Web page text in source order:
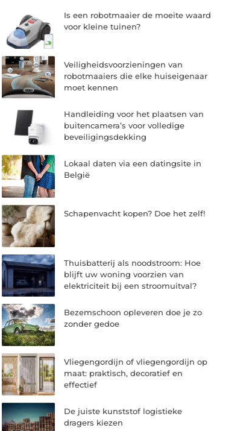
Is een robotmaaier de moeite waard
voor kleine tuinen?
Veiligheidsvoorzieningen van
robotmaaiers die elke huiseigenaar
moet kennen
Handleiding voor het plaatsen van
buitencamera’s voor volledige
beveiligingsdekking
Lokaal daten via een datingsite in
België
Schapenvacht kopen? Doe het zelf!
Thuisbatterij als noodstroom: Hoe
blijft uw woning voorzien van
elektriciteit bij een stroomuitval?
Bezemschoon opleveren doe je zo
zonder gedoe
Vliegengordijn of vliegengordijn op
maat: praktisch, decoratief en
effectief
De juiste kunststof logistieke
dragers kiezen